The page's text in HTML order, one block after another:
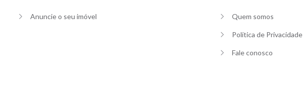
Anuncie o seu imóvel Quem somos
Política de Privacidade
Fale conosco